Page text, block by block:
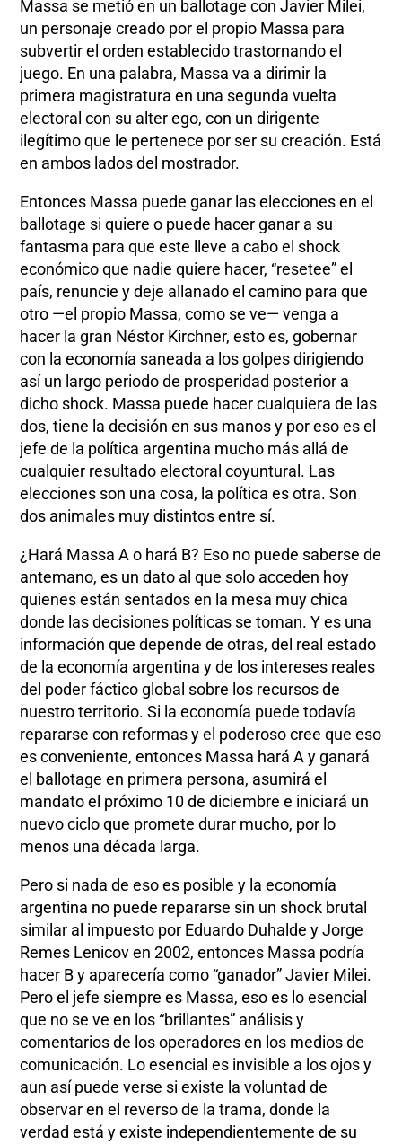
Massa se metió en un ballotage con Javier Milei,
un personaje creado por el propio Massa para
subvertir el orden establecido trastornando el
juego. En una palabra, Massa va a dirimir la
primera magistratura en una segunda vuelta
electoral con su alter ego, con un dirigente
ilegítimo que le pertenece por ser su creación. Está
en ambos lados del mostrador.
Entonces Massa puede ganar las elecciones en el
ballotage si quiere o puede hacer ganar a su
fantasma para que este lleve a cabo el shock
económico que nadie quiere hacer, “resetee” el
país, renuncie y deje allanado el camino para que
otro —el propio Massa, como se ve— venga a
hacer la gran Néstor Kirchner, esto es, gobernar
con la economía saneada a los golpes dirigiendo
así un largo periodo de prosperidad posterior a
dicho shock. Massa puede hacer cualquiera de las
dos, tiene la decisión en sus manos y por eso es el
jefe de la política argentina mucho más allá de
cualquier resultado electoral coyuntural. Las
elecciones son una cosa, la política es otra. Son
dos animales muy distintos entre sí.
¿Hará Massa A o hará B? Eso no puede saberse de
antemano, es un dato al que solo acceden hoy
quienes están sentados en la mesa muy chica
donde las decisiones políticas se toman. Y es una
información que depende de otras, del real estado
de la economía argentina y de los intereses reales
del poder fáctico global sobre los recursos de
nuestro territorio. Si la economía puede todavía
repararse con reformas y el poderoso cree que eso
es conveniente, entonces Massa hará A y ganará
el ballotage en primera persona, asumirá el
mandato el próximo 10 de diciembre e iniciará un
nuevo ciclo que promete durar mucho, por lo
menos una década larga.
Pero si nada de eso es posible y la economía
argentina no puede repararse sin un shock brutal
similar al impuesto por Eduardo Duhalde y Jorge
Remes Lenicov en 2002, entonces Massa podría
hacer B y aparecería como “ganador” Javier Milei.
Pero el jefe siempre es Massa, eso es lo esencial
que no se ve en los “brillantes” análisis y
comentarios de los operadores en los medios de
comunicación. Lo esencial es invisible a los ojos y
aun así puede verse si existe la voluntad de
observar en el reverso de la trama, donde la
verdad está y existe independientemente de su